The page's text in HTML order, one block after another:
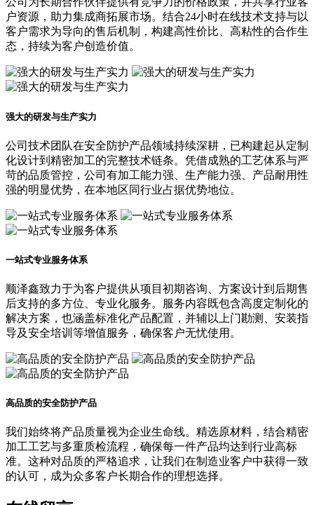
户资源，助力集成商拓展市场。结合24小时在线技术支持与以
客户需求为导向的售后机制，构建高性价比、高粘性的合作生
态，持续为客户创造价值。
强大的研发与生产实力
公司技术团队在安全防护产品领域持续深耕，已构建起从定制
化设计到精密加工的完整技术链条。凭借成熟的工艺体系与严
苛的品质管控，公司有加工能力强、生产能力强、产品耐用性
强的明显优势，在本地区同行业占据优势地位。
一站式专业服务体系
顺泽鑫致力于为客户提供从项目初期咨询、方案设计到后期售
后支持的多方位、专业化服务。服务内容既包含高度定制化的
解决方案，也涵盖标准化产品配置，并辅以上门勘测、安装指
导及安全培训等增值服务，确保客户无忧使用。
高品质的安全防护产品
我们始终将产品质量视为企业生命线。精选原材料，结合精密
加工工艺与多重质检流程，确保每一件产品均达到行业高标
准。这种对品质的严格追求，让我们在制造业客户中获得一致
的认可，成为众多客户长期合作的理想选择。